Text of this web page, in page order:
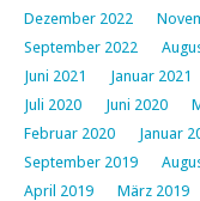
Dezember 2022
September 2022
Juni 2021
Januar 2021
Juli 2020
Juni 2020
Februar 2020
Januar
September 2019
April 2019
März 2019